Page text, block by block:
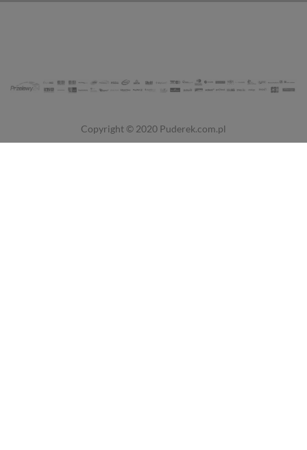
Copyright © 2020 Puderek.com.pl